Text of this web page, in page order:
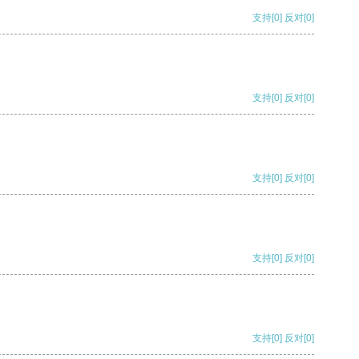
支持[0] 反对[0]
支持[0] 反对[0]
支持[0] 反对[0]
支持[0] 反对[0]
支持[0] 反对[0]